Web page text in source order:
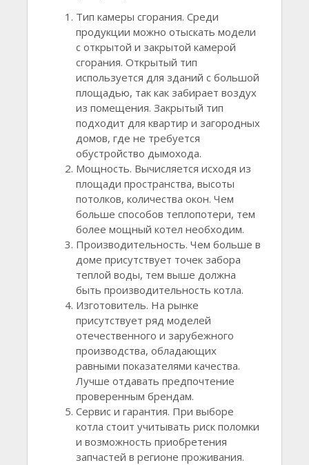
Тип камеры сгорания. Среди
продукции можно отыскать модели
с открытой и закрытой камерой
сгорания. Открытый тип
используется для зданий с большой
площадью, так как забирает воздух
из помещения. Закрытый тип
подходит для квартир и загородных
домов, где не требуется
обустройство дымохода.
Мощность. Вычисляется исходя из
площади пространства, высоты
потолков, количества окон. Чем
больше способов теплопотери, тем
более мощный котел необходим.
Производительность. Чем больше в
доме присутствует точек забора
теплой воды, тем выше должна
быть производительность котла.
Изготовитель. На рынке
присутствует ряд моделей
отечественного и зарубежного
производства, обладающих
равными показателями качества.
Лучше отдавать предпочтение
проверенным брендам.
Сервис и гарантия. При выборе
котла стоит учитывать риск поломки
и возможность приобретения
запчастей в регионе проживания.